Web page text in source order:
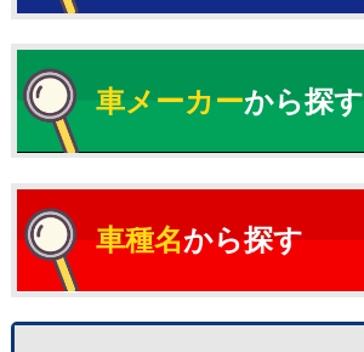
車メーカーから探す
車種名から探す